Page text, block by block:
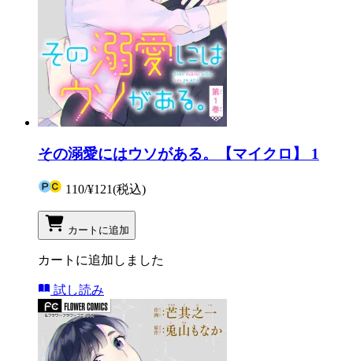
その溺愛にはウソがある。【マイクロ】 1
110/¥121(税込)
カートに追加
カートに追加しました
試し読み